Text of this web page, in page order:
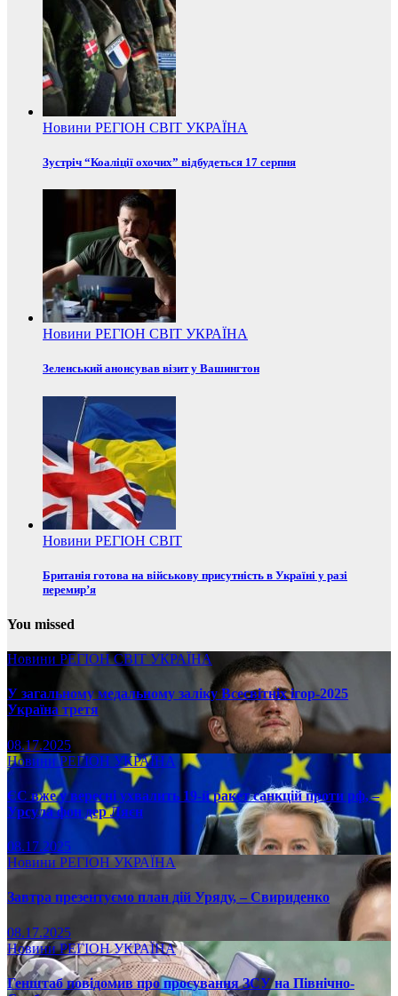
Новини РЕГІОН СВІТ УКРАЇНА
Зустріч “Коаліції охочих” відбудеться 17 серпня
Новини РЕГІОН СВІТ УКРАЇНА
Зеленський анонсував візит у Вашингтон
Новини РЕГІОН СВІТ
Британія готова на військову присутність в Україні у разі
перемир’я
You missed
Новини РЕГІОНСВІТ УКРАЇНА
У загальному медальному заліку Всесвітніх ігор-2025
Україна третя
08.17.2025
НовиниРЕГІОН УКРАЇНА
ЄС вже у вересні ухвалить 19-й ракет санкцій проти рф, –
Урсула фон дер Ляєн
08.17.2025
Новини РЕГІОН УКРАЇНА
Завтра презентуємо план дій Уряду, – Свириденко
08.17.2025
НовиниРЕГІОНУКРАЇНА
Генштаб повідомив про просування ЗСУ на Північно-